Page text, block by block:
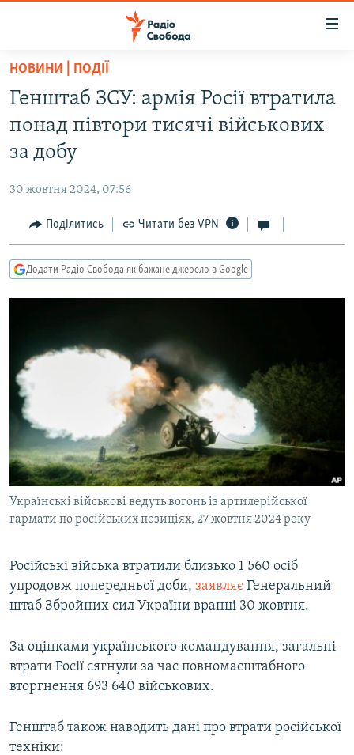
Перейти
основного
матеріалу
до
основної
Перейти
до
пошуку
РАДІО СВОБОДА – 70 РОКІВ
СУСПІЛЬСТВО
РОСІЙСЬКА «ФІЛЬТРАЦІЯ»
ДОНБАС.РЕАЛІЇ
ТИ ЯК?
КИТАЙ.ВИКЛИКИ
МУЛЬТИМЕДІА
ФОТО
СПЕЦПРОЄКТИ
ПОДКАСТИ
КРИМ РЕАЛІЇ
РУС
КТАТ
ДОЛУЧАЙСЯ!
Усі сайти RFE/RL
НОВИНИ | ПОДІЇ
Генштаб ЗСУ: армія Росії втратила
понад півтори тисячі військових
за добу
30 жовтня 2024, 07:56
Поділитись Читати без VPN
Додати Радіо Свобода як бажане джерело в Google
Українські військові ведуть вогонь із артилерійської
гармати по російських позиціях, 27 жовтня 2024 року
Російські війська втратили близько 1 560 осіб
упродовж попередньої доби, заявляє Генеральний
штаб Збройних сил України вранці 30 жовтня.
За оцінками українського командування, загальні
втрати Росії сягнули за час повномасштабного
вторгнення 693 640 військових.
Генштаб також наводить дані про втрати російської
техніки: